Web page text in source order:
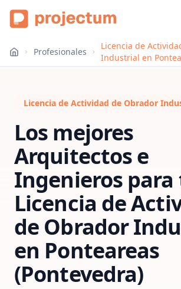
Profesionales
Licencia de
Industrial en
Licencia de Actividad de Obrador
Los mejores
Arquitectos e
Ingenieros para
Licencia de
de Obrador
en Ponteareas
(Pontevedra)